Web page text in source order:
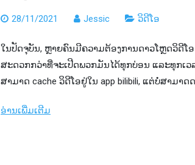
28/11/2021 Jessic ວິດີໂອ
ໃນປັດຈຸບັນ, ຫຼາຍຄົນມີຄວາມຕ້ອງການດາວໂຫຼດວິດີໂ
ສະດວກກວ່າທີ່ຈະເປີດພວກມັນໄດ້ທຸກບ່ອນ ແລະທຸກເວ
ສາມາດ cache ວິດີໂອຢູ່ໃນ app bilibili, ແຕ່ບໍ່ສາມາດ
ອ່ານເພີ່ມເຕີມ